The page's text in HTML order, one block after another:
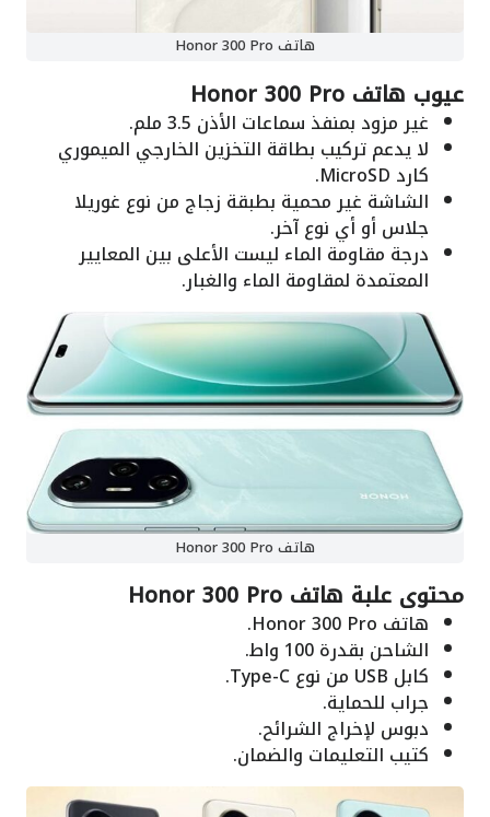
هاتف Honor 300 Pro
عيوب هاتف Honor 300 Pro
غير مزود بمنفذ سماعات الأذن 3.5 ملم.
لا يدعم تركيب بطاقة التخزين الخارجي الميموري
كارد MicroSD.
الشاشة غير محمية بطبقة زجاج من نوع غوريلا
جلاس أو أي نوع آخر.
درجة مقاومة الماء ليست الأعلى بين المعايير
المعتمدة لمقاومة الماء والغبار.
هاتف Honor 300 Pro
محتوى علبة هاتف Honor 300 Pro
هاتف Honor 300 Pro.
الشاحن بقدرة 100 واط.
كابل USB من نوع Type-C.
جراب للحماية.
دبوس لإخراج الشرائح.
كتيب التعليمات والضمان.